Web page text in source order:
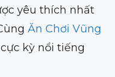
yêu thích nhất
Ăn Chơi Vũng
kỳ nổi tiếng